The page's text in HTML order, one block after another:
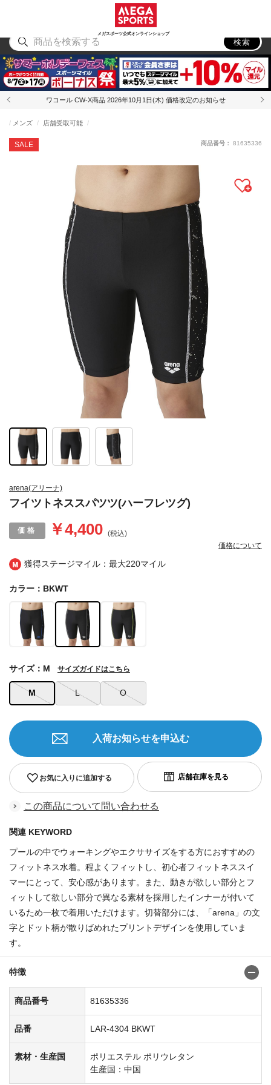
メガスポーツ公式オンラインショップ
アウトドア
検索
ワコール CW-X商品 2026年10月1日(木) 価格改定のお知らせ
獲得ステージマイル：最大220マイル
arena(アリーナ)
フイツトネススパツツ(ハーフレツグ)
SALE
メンズ 店舗受取可能
￥4,400 (税込)
価格について
商品番号： 81635336
カラー：BKWT
M L O
サイズ：M サイズガイドはこちら
お気に入りに追加する
入荷お知らせを申込む
この商品について問い合わせる
関連 KEYWORD
プールの中でウォーキングやエクササイズをする方におすすめの
フィットネス水着。程よくフィットし、初心者フィットネススイ
マーにとって、安心感があります。また、動きが欲しい部分とフ
ィットして欲しい部分で異なる素材を採用したインナーが付いて
いるため一枚で着用いただけます。切替部分には、「arena」の文
字とドット柄が散りばめれたプリントデザインを使用していま
す。
特徴
商品番号 81635336
品番 LAR-4304 BKWT
素材・生産国
ポリエステル ポリウレタン
生産国：中国